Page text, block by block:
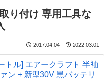
り付け 専用工具な
2017.04.04 2022.03.01
トル] エアークラフト 半袖
ン + 新型30V 黒バッテリ